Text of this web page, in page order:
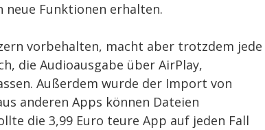
neue Funktionen erhalten.
vorbehalten, macht aber trotzdem jede
die Audioausgabe über AirPlay,
Außerdem wurde der Import von
anderen Apps können Dateien
die 3,99 Euro teure App auf jeden Fall